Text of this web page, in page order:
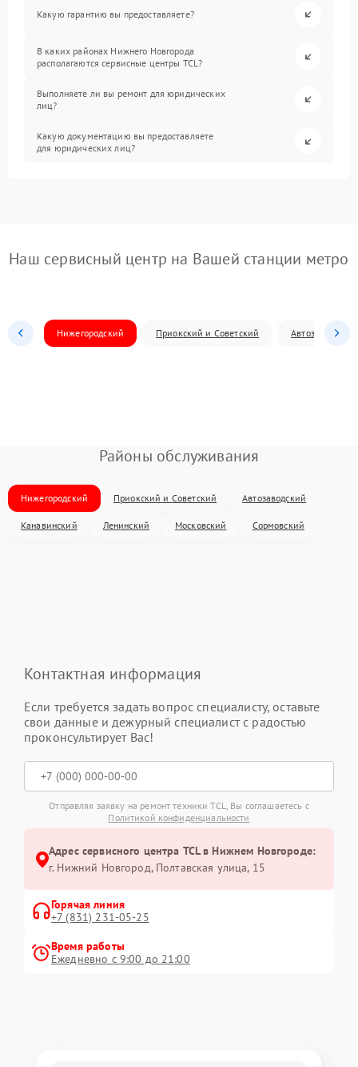
Какую гарантию вы предоставляете?
В каких районах Нижнего Новгорода
располагаются сервисные центры TCL?
Выполняете ли вы ремонт для юридических
лиц?
Какую документацию вы предоставляете
для юридических лиц?
Наш сервисный центр на Вашей станции метро
Нижегородский Приокский и Советский Автозаводский
Районы обслуживания
Нижегородский Приокский и Советский Автозаводский
Канавинский Ленинский Московский Сормовский
Контактная информация
Если требуется задать вопрос специалисту, оставьте
свои данные и дежурный специалист с радостью
проконсультирует Вас!
Отправляя заявку на ремонт техники TCL, Вы соглашаетесь с
Политикой конфиденциальности
Адрес сервисного центра TCL в Нижнем Новгороде:
г. Нижний Новгород, Полтавская улица, 15
Горячая линия
+7 (831) 231-05-25
Время работы
Ежедневно с 9:00 до 21:00